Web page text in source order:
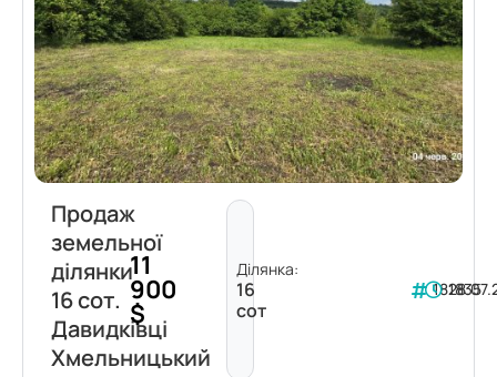
Продаж
земельної
ділянки
16 сот.
Давидківці
Хмельницький
11
900
$
Ділянка:
16
сот
181835